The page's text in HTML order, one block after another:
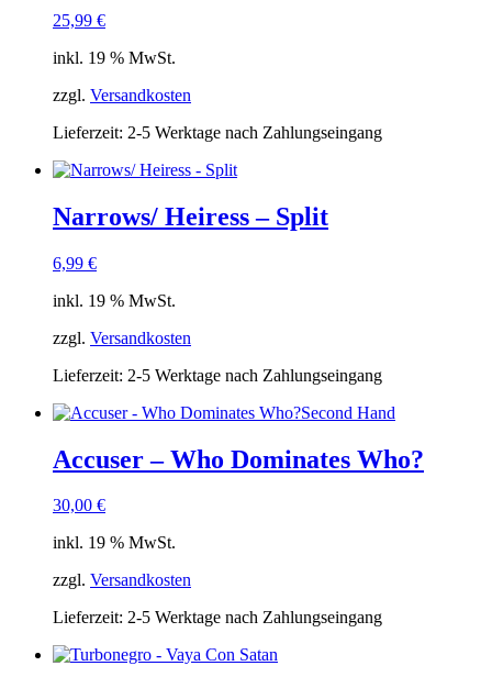
25,99 €
inkl. 19 % MwSt.
zzgl. Versandkosten
Lieferzeit: 2-5 Werktage nach Zahlungseingang
Narrows/ Heiress – Split
6,99 €
inkl. 19 % MwSt.
zzgl. Versandkosten
Lieferzeit: 2-5 Werktage nach Zahlungseingang
Second Hand
Accuser – Who Dominates Who?
30,00 €
inkl. 19 % MwSt.
zzgl. Versandkosten
Lieferzeit: 2-5 Werktage nach Zahlungseingang